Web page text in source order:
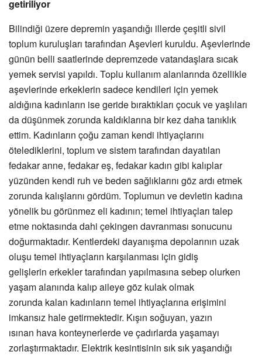
getiriliyor
Bilindiği üzere depremin yaşandığı illerde çeşitli sivil
toplum kuruluşları tarafından Aşevleri kuruldu. Aşevlerinde
günün belli saatlerinde depremzede vatandaşlara sıcak
yemek servisi yapıldı. Toplu kullanım alanlarında özellikle
aşevlerinde erkeklerin sadece kendileri için yemek
aldığına kadınların ise geride bıraktıkları çocuk ve yaşlıları
da düşünmek zorunda kaldıklarına bir kez daha tanıklık
ettim. Kadınların çoğu zaman kendi ihtiyaçlarını
ötelediklerini, toplum ve sistem tarafından dayatılan
fedakar anne, fedakar eş, fedakar kadın gibi kalıplar
yüzünden kendi ruh ve beden sağlıklarını göz ardı etmek
zorunda kalışlarını gördüm. Toplumun ve devletin kadına
yönelik bu görünmez eli kadının; temel ihtiyaçları talep
etme noktasında dahi çekingen davranması sonucunu
doğurmaktadır. Kentlerdeki dayanışma depolarının uzak
oluşu temel ihtiyaçların karşılanması için gidiş
gelişlerin erkekler tarafından yapılmasına sebep olurken
yaşam alanında kalıp aileye göz kulak olmak
zorunda kalan kadınların temel ihtiyaçlarına erişimini
imkansız hale getirmektedir. Kışın soğuyan, yazın
ısınan hava konteynerlerde ve çadırlarda yaşamayı
zorlaştırmaktadır. Elektrik kesintisinin sık sık yaşandığı